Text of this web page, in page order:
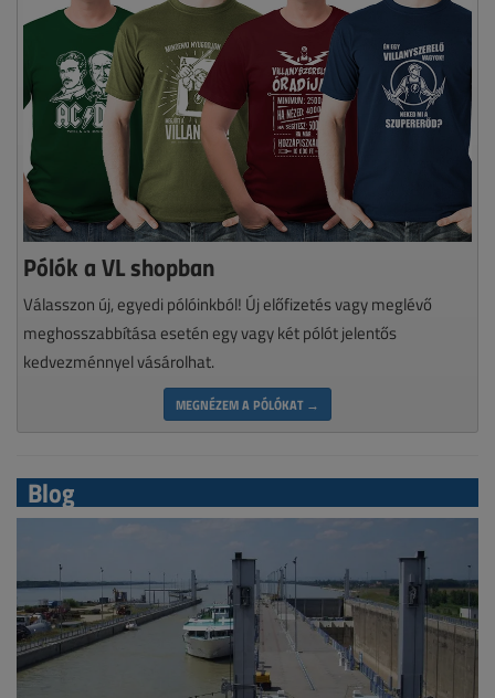
Pólók a VL shopban
Válasszon új, egyedi pólóinkból! Új előfizetés vagy meglévő
meghosszabbítása esetén egy vagy két pólót jelentős
kedvezménnyel vásárolhat.
MEGNÉZEM A PÓLÓKAT →
Blog